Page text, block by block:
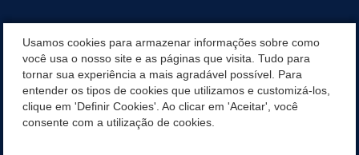
NOTÍCIAS
APLICATIVO
Usamos cookies para armazenar informações sobre como
você usa o nosso site e as páginas que visita. Tudo para
tornar sua experiência a mais agradável possível. Para
entender os tipos de cookies que utilizamos e customizá-los,
clique em 'Definir Cookies'. Ao clicar em 'Aceitar', você
consente com a utilização de cookies.